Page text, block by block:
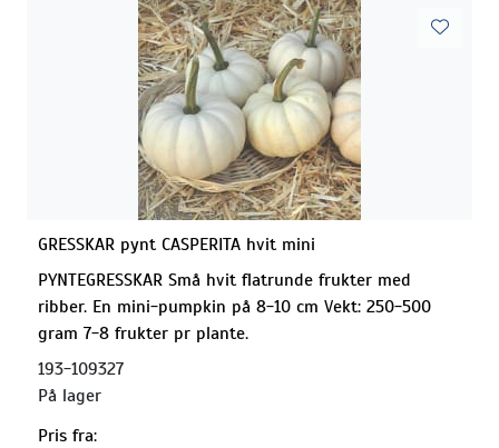
GRESSKAR pynt CASPERITA hvit mini
PYNTEGRESSKAR Små hvit flatrunde frukter med
ribber. En mini-pumpkin på 8-10 cm Vekt: 250-500
gram 7-8 frukter pr plante.
193-109327
På lager
Pris fra: